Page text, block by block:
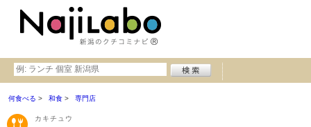
何食べる 和食 専門店
カキチュウ